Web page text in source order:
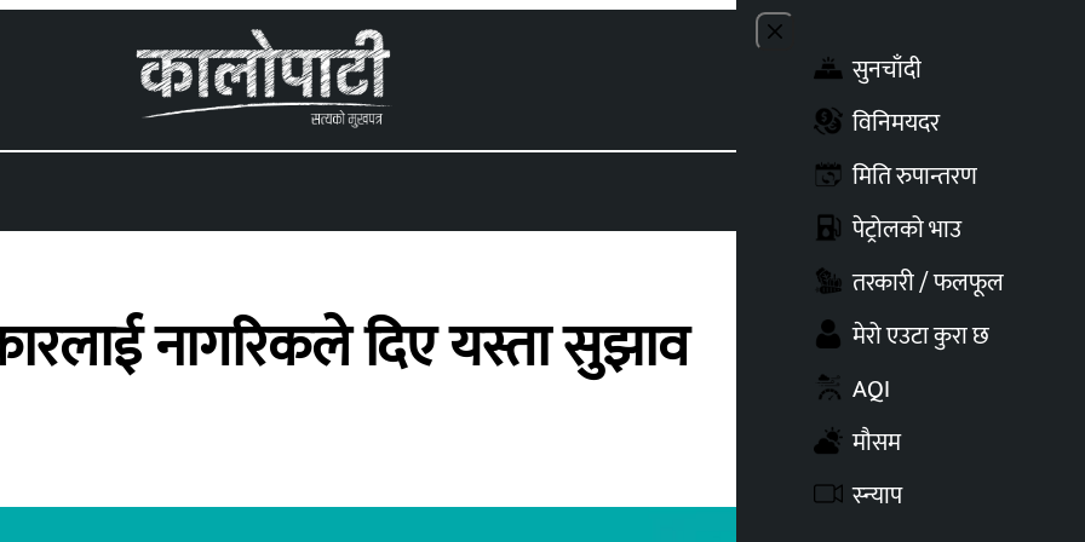
Close menu
सुनचाँदी
विनिमयदर
मिति रुपान्तरण
पेट्रोलको भाउ
तरकारी / फलफूल
मेरो एउटा कुरा छ
AQI
मौसम
स्न्याप
नागरिकले दिए यस्ता सुझाव